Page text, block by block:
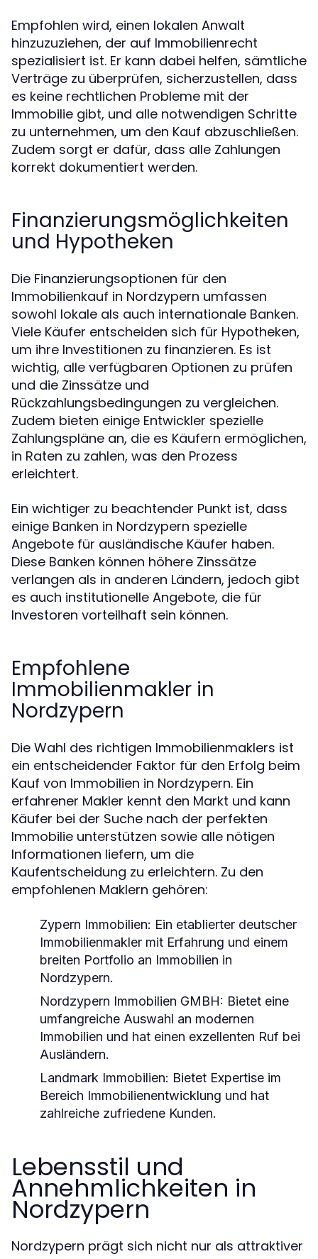
Empfohlen wird, einen lokalen Anwalt
hinzuzuziehen, der auf Immobilienrecht
spezialisiert ist. Er kann dabei helfen, sämtliche
Verträge zu überprüfen, sicherzustellen, dass
es keine rechtlichen Probleme mit der
Immobilie gibt, und alle notwendigen Schritte
zu unternehmen, um den Kauf abzuschließen.
Zudem sorgt er dafür, dass alle Zahlungen
korrekt dokumentiert werden.
Finanzierungsmöglichkeiten
und Hypotheken
Die Finanzierungsoptionen für den
Immobilienkauf in Nordzypern umfassen
sowohl lokale als auch internationale Banken.
Viele Käufer entscheiden sich für Hypotheken,
um ihre Investitionen zu finanzieren. Es ist
wichtig, alle verfügbaren Optionen zu prüfen
und die Zinssätze und
Rückzahlungsbedingungen zu vergleichen.
Zudem bieten einige Entwickler spezielle
Zahlungspläne an, die es Käufern ermöglichen,
in Raten zu zahlen, was den Prozess
erleichtert.
Ein wichtiger zu beachtender Punkt ist, dass
einige Banken in Nordzypern spezielle
Angebote für ausländische Käufer haben.
Diese Banken können höhere Zinssätze
verlangen als in anderen Ländern, jedoch gibt
es auch institutionelle Angebote, die für
Investoren vorteilhaft sein können.
Empfohlene
Immobilienmakler in
Nordzypern
Die Wahl des richtigen Immobilienmaklers ist
ein entscheidender Faktor für den Erfolg beim
Kauf von Immobilien in Nordzypern. Ein
erfahrener Makler kennt den Markt und kann
Käufer bei der Suche nach der perfekten
Immobilie unterstützen sowie alle nötigen
Informationen liefern, um die
Kaufentscheidung zu erleichtern. Zu den
empfohlenen Maklern gehören:
Zypern Immobilien: Ein etablierter deutscher
Immobilienmakler mit Erfahrung und einem
breiten Portfolio an Immobilien in
Nordzypern.
Nordzypern Immobilien GMBH: Bietet eine
umfangreiche Auswahl an modernen
Immobilien und hat einen exzellenten Ruf bei
Ausländern.
Landmark Immobilien: Bietet Expertise im
Bereich Immobilienentwicklung und hat
zahlreiche zufriedene Kunden.
Lebensstil und
Annehmlichkeiten in
Nordzypern
Nordzypern prägt sich nicht nur als attraktiver